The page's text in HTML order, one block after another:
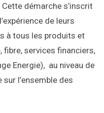
démarche s’inscrit
de leurs
à tous les produits et
fibre, services financiers,
Energie), au niveau de
l’ensemble des